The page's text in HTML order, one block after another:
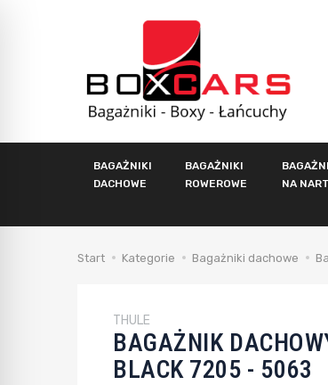
BAGAŻNIKI
DACHOWE
BAGAŻNIKI
ROWEROWE
NA
Start Kategorie Bagażniki dachowe
THULE
BAGAŻNIK
BLACK 7205 - 5063